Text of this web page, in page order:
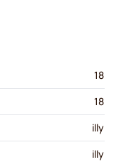
18
18
illy
illy